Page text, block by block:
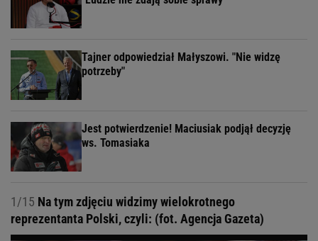
Tajner odpowiedział Małyszowi. "Nie widzę
potrzeby"
Jest potwierdzenie! Maciusiak podjął decyzję
ws. Tomasiaka
1/15 Na tym zdjęciu widzimy wielokrotnego
reprezentanta Polski, czyli: (fot. Agencja Gazeta)